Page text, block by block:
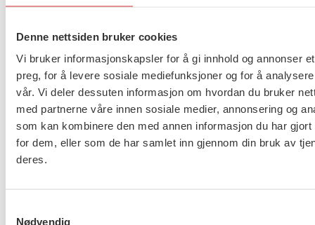
Denne nettsiden bruker cookies
Vi bruker informasjonskapsler for å gi innhold og annonser
preg, for å levere sosiale mediefunksjoner og for å
vår. Vi deler dessuten informasjon om hvordan du bruker
med partnerne våre innen sosiale medier, annonsering og
som kan kombinere den med annen informasjon du har gjort
for dem, eller som de har samlet inn gjennom din bruk av
deres.
Nødvendig
bli store. Gode habiliteringsprosesser forutsetter
medvirkning og individuell tilnærming til barnet og